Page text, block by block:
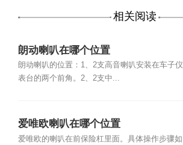
相关阅读
朗动喇叭在哪个位置
朗动喇叭的位置：1、2支高音喇叭安装在车子仪
表台的两个前角。2、2支中...
爱唯欧喇叭在哪个位置
爱唯欧的喇叭在前保险杠里面。具体操作步骤如